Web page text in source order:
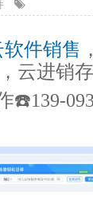
件销售
云进销
☎️139-